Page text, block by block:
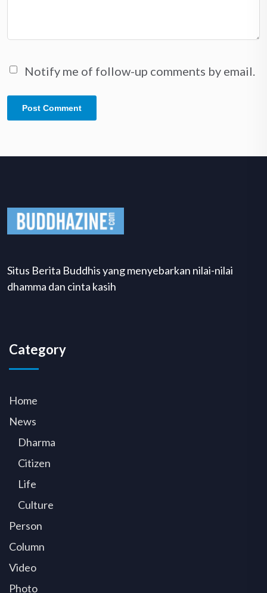
Notify me of follow-up comments by email.
Situs Berita Buddhis yang menyebarkan nilai-nilai
dhamma dan cinta kasih
Category
Home
News
Dharma
Citizen
Life
Culture
Person
Column
Video
Photo